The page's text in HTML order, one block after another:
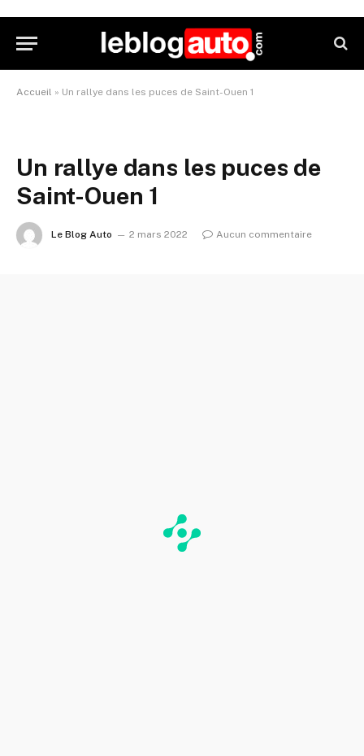
Accueil » Un rallye dans les puces de Saint-Ouen 1
Un rallye dans les puces de
Saint-Ouen 1
Le Blog Auto 2 mars 2022 Aucun commentaire